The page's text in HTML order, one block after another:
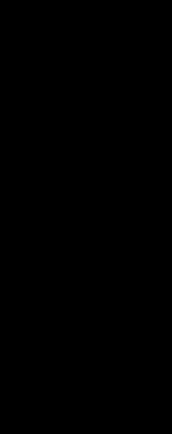
Disney na
prodělal 200